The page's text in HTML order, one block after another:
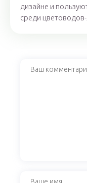
дизайне и
среди